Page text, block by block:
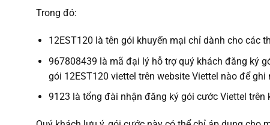
Trong đó:
12EST120 là tên gói khuyến mại chỉ dành cho các
967808439 là mã đại lý hỗ trợ quý khách đăng ký
gói 12EST120 viettel trên website Viettel nào để ghi
9123 là tổng đài nhận đăng ký gói cước Viettel